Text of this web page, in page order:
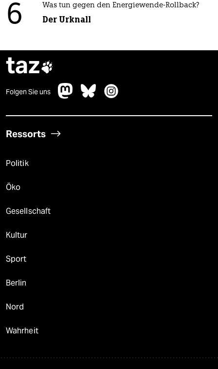
6 Was tun gegen den Energiewende-Rollback?
Der Urknall
taz
Folgen Sie uns
Ressorts
Politik
Öko
Gesellschaft
Kultur
Sport
Berlin
Nord
Wahrheit